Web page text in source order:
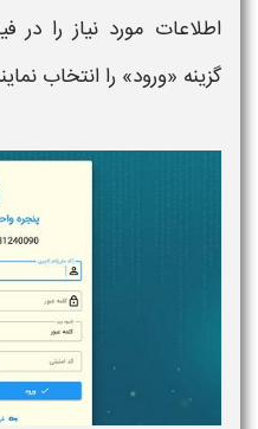
اطلاعات مورد نیاز را
گزینه «ورود» را انتخاب